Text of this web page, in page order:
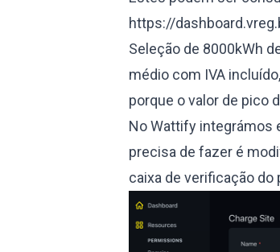
https://
Seleção de 8000kWh
médio com IVA
porque o valor de pico
No Wattify integrámos
precisa de fazer é
caixa de verificação do